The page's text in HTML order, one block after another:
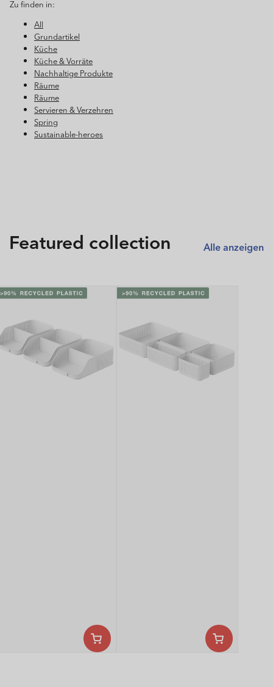
Zu finden in:
All
Grundartikel
Küche
Küche & Vorräte
Nachhaltige Produkte
Räume
Räume
Servieren & Verzehren
Spring
Sustainable-heroes
Featured collection Alle anzeigen